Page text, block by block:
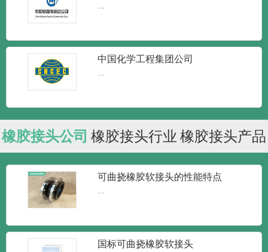
...
中国化学工程集团公司
...
橡胶接头公司
新闻
橡胶接头行业
新闻
橡胶接头产品
知识
可曲挠橡胶软接头的性能特点
...
国标可曲挠橡胶软接头
胶接头又叫做橡胶管软接...